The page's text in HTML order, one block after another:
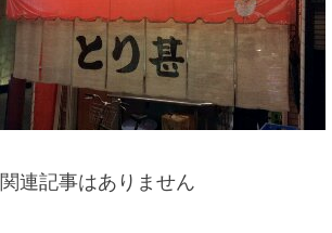
関連記事はありません